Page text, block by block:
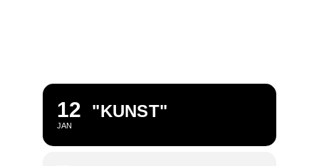
12
JAN
"KUNST"